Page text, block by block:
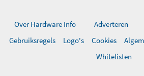
Over Hardware Info Adverteren
Gebruiksregels
Logo's Cookies
Whitelisten